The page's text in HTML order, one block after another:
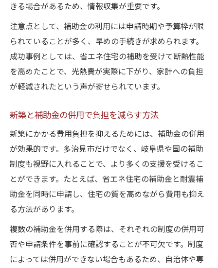
きる場合があるため、情報収集が重要です。
注意点として、補助金の利用には申請時期や予算枠が限
られていることが多く、早めの手続きが求められます。
成功事例としては、省エネ住宅の補助を受けて断熱性能
を高めたことで、光熱費が実際に下がり、家計への負担
が軽減されたという声が寄せられています。
新築と補助金の併用で負担を減らす方法
新築にかかる費用負担を抑えるためには、補助金の併用
が効果的です。多治見市だけでなく、岐阜県や国の補助
制度も視野に入れることで、より多くの支援を受けるこ
とができます。たとえば、省エネ住宅の補助金と耐震補
助金を同時に申請し、住宅の質を高めながら費用も抑え
る方法があります。
複数の補助金を併用する際は、それぞれの制度の併用可
否や申請条件を事前に確認することが不可欠です。制度
によっては併用ができない場合もあるため、自治体や専